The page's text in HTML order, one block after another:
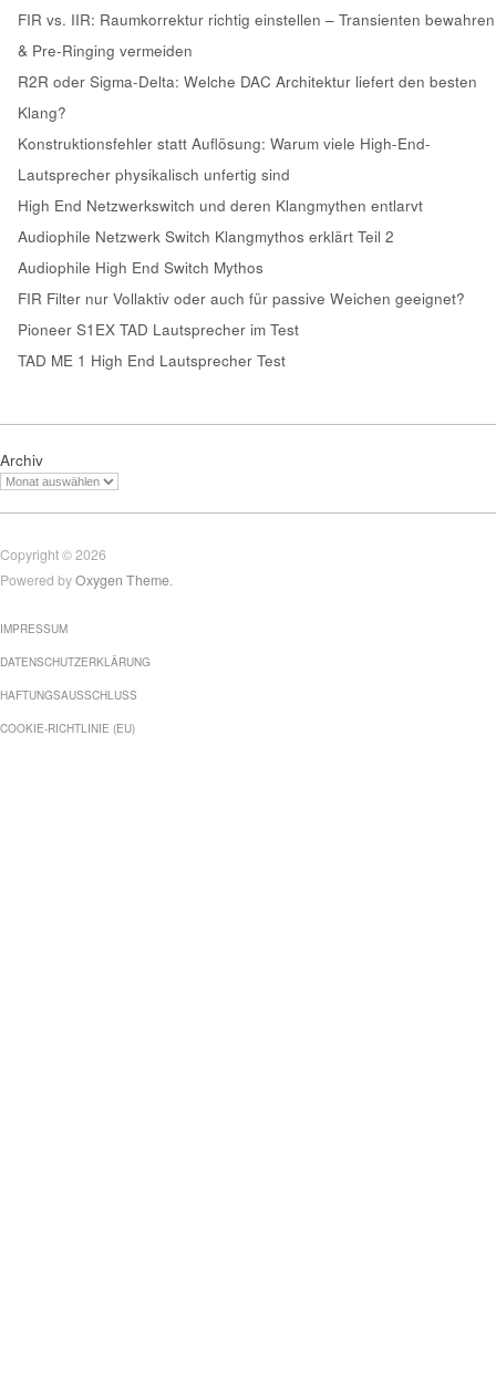
FIR vs. IIR: Raumkorrektur richtig einstellen – Transienten bewahren
& Pre-Ringing vermeiden
R2R oder Sigma-Delta: Welche DAC Architektur liefert den besten
Klang?
Konstruktionsfehler statt Auflösung: Warum viele High-End-
Lautsprecher physikalisch unfertig sind
High End Netzwerkswitch und deren Klangmythen entlarvt
Audiophile Netzwerk Switch Klangmythos erklärt Teil 2
Audiophile High End Switch Mythos
FIR Filter nur Vollaktiv oder auch für passive Weichen geeignet?
Pioneer S1EX TAD Lautsprecher im Test
TAD ME 1 High End Lautsprecher Test
Archiv
Copyright © 2026
Powered byOxygen Theme.
IMPRESSUM
DATENSCHUTZERKLÄRUNG
HAFTUNGSAUSSCHLUSS
COOKIE-RICHTLINIE (EU)